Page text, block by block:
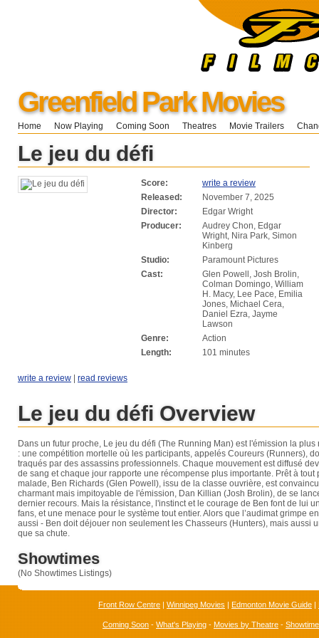
Greenfield Park Movies
Home Now Playing Coming Soon Theatres Movie Trailers
Le jeu du défi
Score:
write a review
Released:
November 7, 2025
Director:
Edgar Wright
Producer:
Audrey Chon, Edgar
Wright, Nira Park, Simon
Kinberg
Studio:
Paramount Pictures
Cast:
Glen Powell, Josh Brolin,
Colman Domingo, William
H. Macy, Lee Pace, Emilia
Jones, Michael Cera,
Daniel Ezra, Jayme
Lawson
Genre:
Action
Length:
101 minutes
write a review | read reviews
Le jeu du défi Overview
Dans un futur proche, Le jeu du défi (The Running Man) est l'émission la
: une compétition mortelle où les participants, appelés Coureurs (Runners),
traqués par des assassins professionnels. Chaque mouvement est diffusé
de sang et chaque jour rapporte une récompense plus importante. Prêt à tout
malade, Ben Richards (Glen Powell), issu de la classe ouvrière, est
charmant mais impitoyable de l'émission, Dan Killian (Josh Brolin), de se
dernier recours. Mais la résistance, l'instinct et le courage de Ben font de lui
fans, et une menace pour le système tout entier. Alors que l’audimat grimpe
aussi - Ben doit déjouer non seulement les Chasseurs (Hunters), mais aussi
que sa chute.
Showtimes
(No Showtimes Listings)
Front Row Centre | Winnipeg Movies | Edmonton Movie Guide |
Coming Soon - What's Playing - Movies by Theatre -